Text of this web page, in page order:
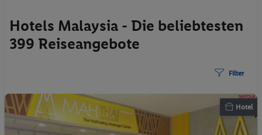
Hotels Malaysia - Die beliebtesten
399 Reiseangebote
Filter
Hotel